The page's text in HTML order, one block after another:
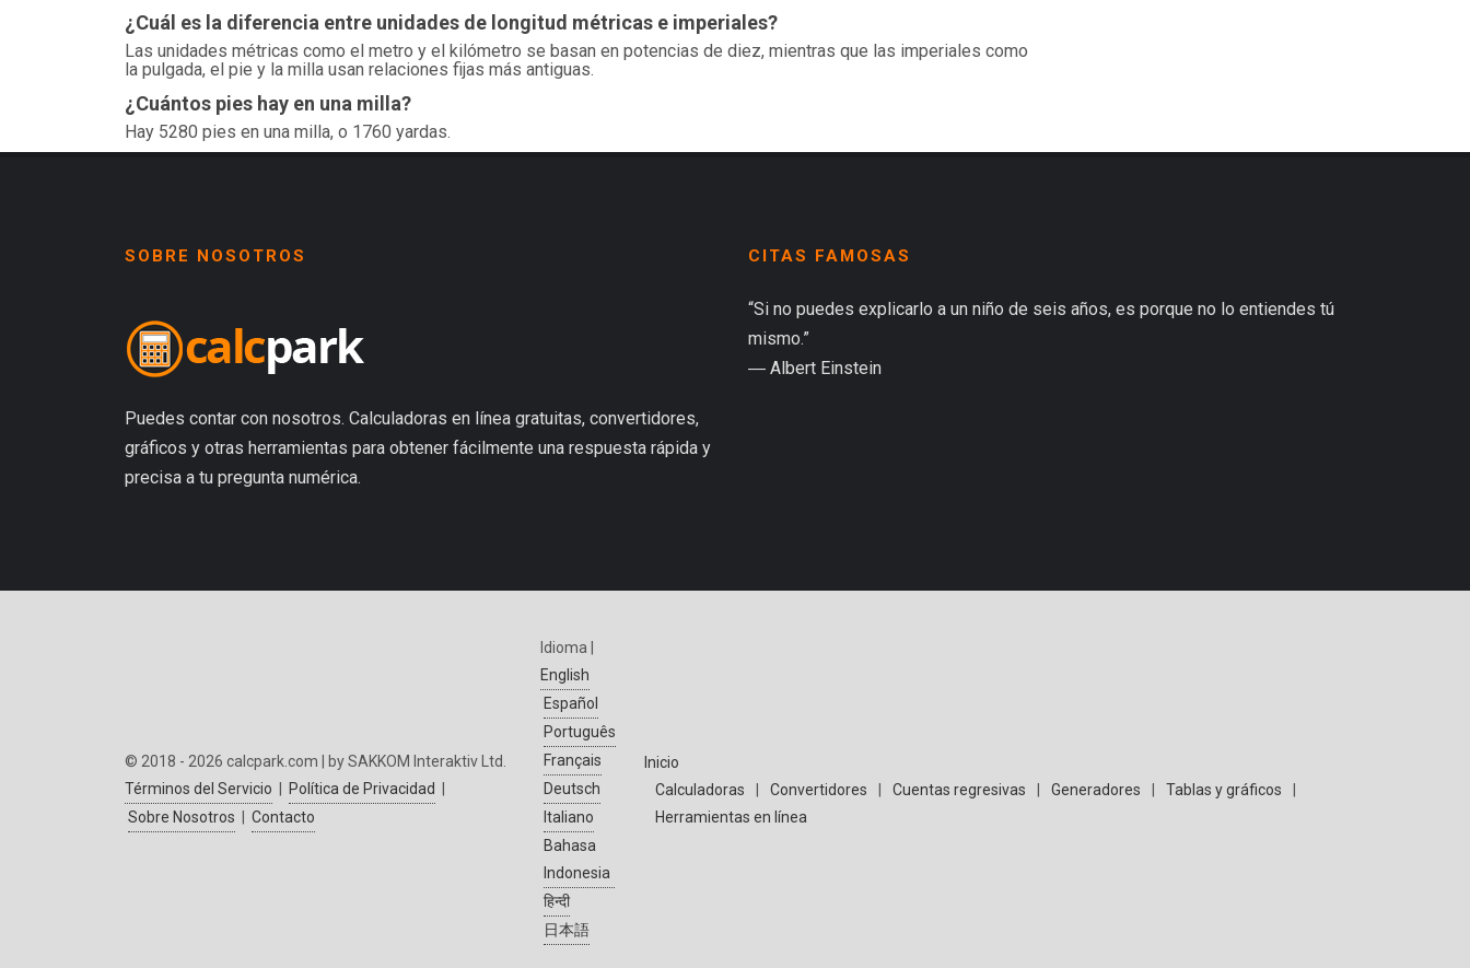
¿Cuál es la diferencia entre unidades de longitud métricas e imperiales?
Las unidades métricas como el metro y el kilómetro se basan en potencias de diez, mientras que las imperiales como
la pulgada, el pie y la milla usan relaciones fijas más antiguas.
¿Cuántos pies hay en una milla?
Hay 5280 pies en una milla, o 1760 yardas.
SOBRE NOSOTROS
Puedes contar con nosotros. Calculadoras en línea gratuitas, convertidores,
gráficos y otras herramientas para obtener fácilmente una respuesta rápida y
precisa a tu pregunta numérica.
CITAS FAMOSAS
“Si no puedes explicarlo a un niño de seis años, es porque no lo entiendes tú
mismo.”
― Albert Einstein
© 2018 - 2026 calcpark.com | by SAKKOM Interaktiv Ltd.
Términos del Servicio | Política de Privacidad |
Sobre Nosotros | Contacto
Idioma |
English
Español
Português
Français
Deutsch
Italiano
Bahasa
Indonesia
हिन्दी
日本語
Inicio
Calculadoras
| Convertidores | Cuentas regresivas | Generadores | Tablas y gráficos
|
Herramientas en línea